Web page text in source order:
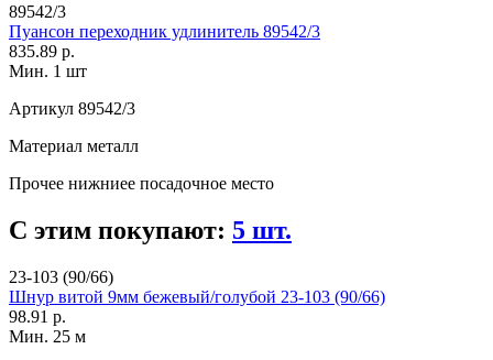
89542/3
Пуансон переходник удлинитель 89542/3
835.89 р.
Мин. 1 шт
Артикул 89542/3
Материал металл
Прочее нижниее посадочное место
С этим покупают: 5 шт.
23-103 (90/66)
Шнур витой 9мм бежевый/голубой 23-103 (90/66)
98.91 р.
Мин. 25 м